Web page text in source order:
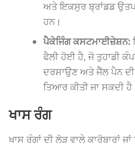
ਅਤੇ ਇਕਸੁਰ ਬ੍ਰਾਂਡਡ
ਹਨ।
ਪੈਕੇਜਿੰਗ ਕਸਟਮਾਈਜ਼ੇਸ਼ਨ:
ਫੈਲੀ ਹੋਈ ਹੈ, ਜੋ ਤੁਹਾਡੀ
ਦਰਸਾਉਣ ਅਤੇ ਜੈੱਲ ਪੈਨ
ਤਿਆਰ ਕੀਤੀ ਜਾ ਸਕਦੀ
ਖਾਸ ਰੰਗ
ਖਾਸ ਰੰਗਾਂ ਦੀ ਲੋੜ ਵਾਲੇ ਕਾਰੋਬਾਰਾਂ